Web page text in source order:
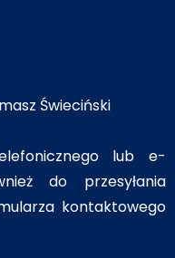
Świeciński
lub e-
do przesyłania
kontaktowego